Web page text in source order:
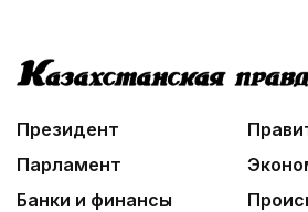
Президент
Парламент
Банки и финансы